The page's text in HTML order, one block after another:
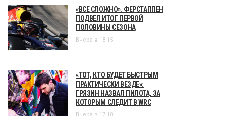
«ВСЕ СЛОЖНО». ФЕРСТАППЕН
ПОДВЕЛ ИТОГ ПЕРВОЙ
ПОЛОВИНЫ СЕЗОНА
Вчера в 18:15
«ТОТ, КТО БУДЕТ БЫСТРЫМ
ПРАКТИЧЕСКИ ВЕЗДЕ»:
ГРЯЗИН НАЗВАЛ ПИЛОТА, ЗА
КОТОРЫМ СЛЕДИТ В WRC